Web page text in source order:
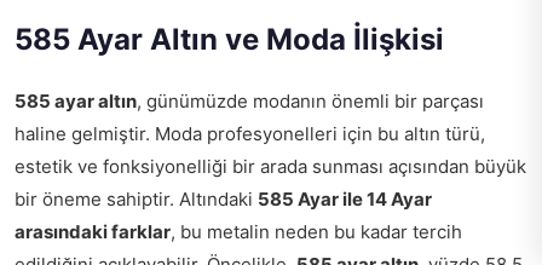
585 Ayar Altın ve Moda İlişkisi
585 ayar altın, günümüzde modanın önemli bir parçası
haline gelmiştir. Moda profesyonelleri için bu altın türü,
estetik ve fonksiyonelliği bir arada sunması açısından büyük
bir öneme sahiptir. Altındaki 585 Ayar ile 14 Ayar
arasındaki farklar, bu metalin neden bu kadar tercih